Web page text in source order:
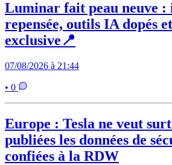
Luminar fait peau neuve :
repensée, outils IA dopés
exclusive📍
07/08/2026 à 21:44
• 0
Europe : Tesla ne veut
publiées les données de
confiées à la RDW